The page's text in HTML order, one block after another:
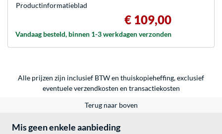
€ 109,00
Vandaag besteld, binnen 1-3 werkdagen verzonden
Product­informatieblad
Alle prijzen zijn inclusief BTW en thuiskopieheffing, exclusief
eventueleverzendkosten en transactiekosten
Terug naar boven
Mis geen enkele aanbieding